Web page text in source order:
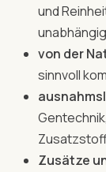
und
von der
sinnvoll
Zusätze